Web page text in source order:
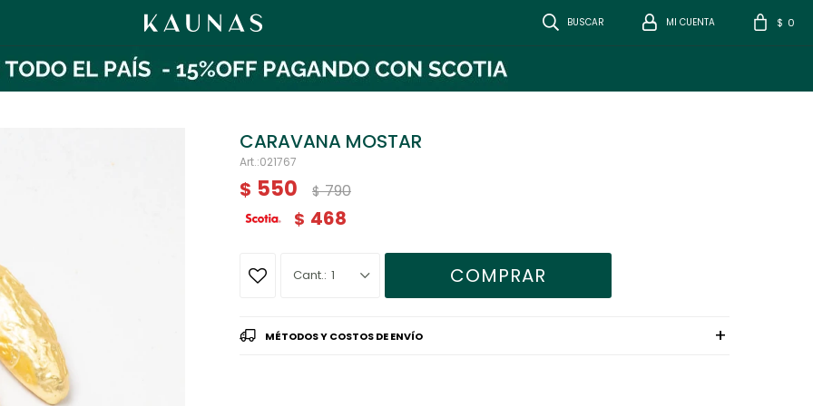
$ 0
CARAVANA MOSTAR
021767
$ 550 $ 790
$ 468
1 COMPRAR
MÉTODOS Y COSTOS DE ENVÍO